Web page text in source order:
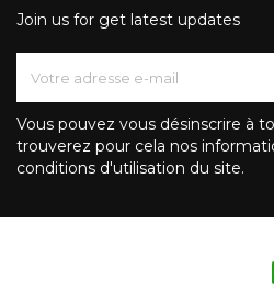
Join us for get latest updates
Vous pouvez vous désinscrire à
trouverez pour cela nos
conditions d'utilisation du site.